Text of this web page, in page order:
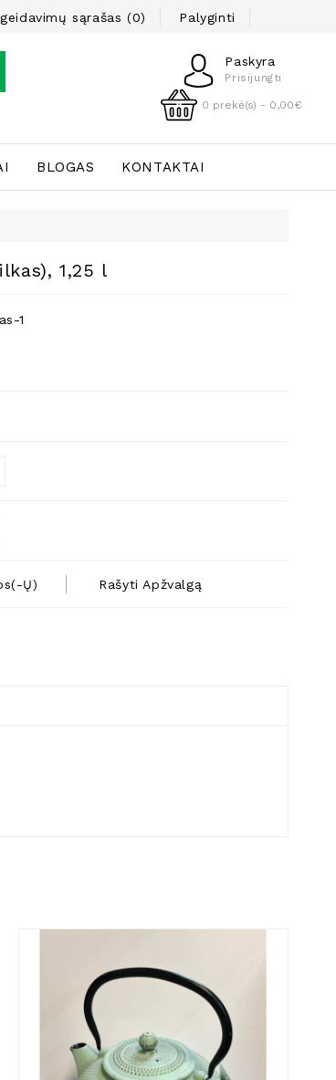
sąrašas (0) Palyginti
Paskyra
Prisijungti
0 prekė(s) - 0,00€
BLOGAS KONTAKTAI
1,25 l
1
Ų) Rašyti Apžvalgą